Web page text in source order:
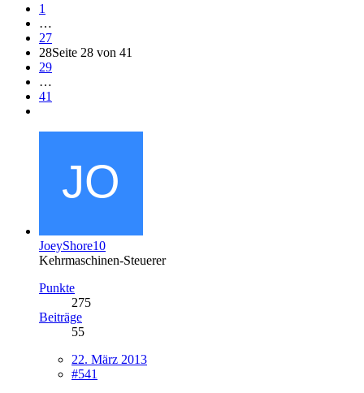
1
…
27
28Seite 28 von 41
29
…
41
JoeyShore10
Kehrmaschinen-Steuerer
Punkte
275
Beiträge
55
22. März 2013
#541